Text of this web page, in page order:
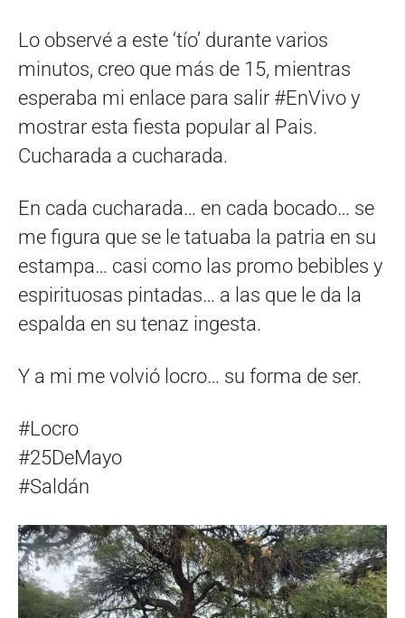
Lo observé a este ‘tío’ durante varios
minutos, creo que más de 15, mientras
esperaba mi enlace para salir #EnVivo y
mostrar esta fiesta popular al Pais.
Cucharada a cucharada.
En cada cucharada… en cada bocado… se
me figura que se le tatuaba la patria en su
estampa… casi como las promo bebibles y
espirituosas pintadas… a las que le da la
espalda en su tenaz ingesta.
Y a mi me volvió locro… su forma de ser.
#Locro
#25DeMayo
#Saldán